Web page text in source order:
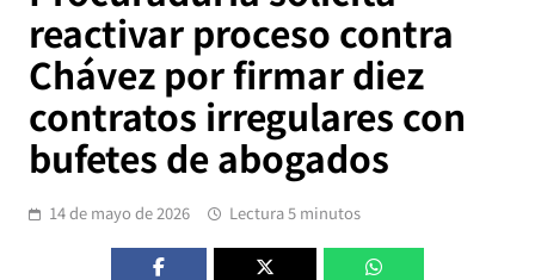
reactivar proceso contra
Chávez por firmar diez
contratos irregulares con
bufetes de abogados
14 de mayo de 2026 Lectura 5 minutos